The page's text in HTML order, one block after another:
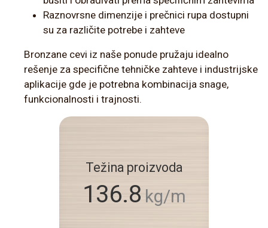
Raznovrsne dimenzije i prečnici rupa dostupni
su za različite potrebe i zahteve
Bronzane cevi iz naše ponude pružaju idealno
rešenje za specifične tehničke zahteve i industrijske
aplikacije gde je potrebna kombinacija snage,
funkcionalnosti i trajnosti.
Težina proizvoda
136.8 kg/m